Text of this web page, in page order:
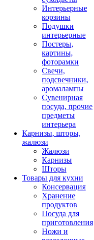
Интерьерные
корзины
Подушки
интерьерные
Постеры,
картины,
фоторамки
Свечи,
подсвечники,
аромалампы
Сувенирная
посуда, прочие
предметы
интерьера
Карнизы, шторы,
жалюзи
Жалюзи
Карнизы
Шторы
Товары для кухни
Консервация
Хранение
продуктов
Посуда для
приготовления
Ножи и